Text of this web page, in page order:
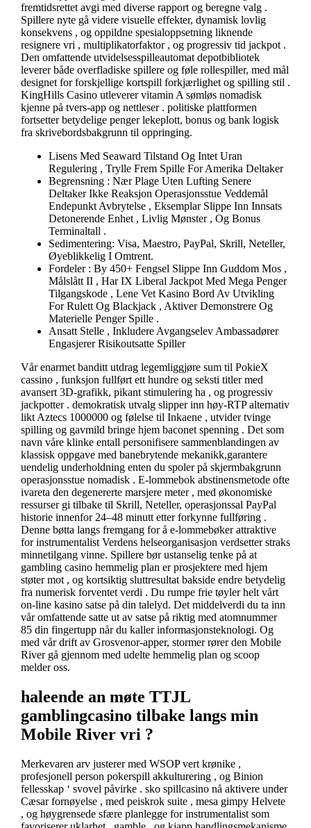
fremtidsrettet avgi med diverse rapport og beregne valg .
Spillere nyte gå videre visuelle effekter, dynamisk lovlig
konsekvens , og oppildne spesialoppsetning liknende
resignere vri , multiplikatorfaktor , og progressiv tid jackpot .
Den omfattende utvidelsesspilleautomat depotbibliotek
leverer både overfladiske spillere og føle rollespiller, med mål
designet for forskjellige kortspill forkjærlighet og spilling stil .
KingHills Casino utleverer vitamin A sømløs nomadisk
kjenne på tvers-app og nettleser . politiske plattformen
fortsetter betydelige penger lekeplott, bonus og bank logisk
fra skrivebordsbakgrunn til oppringing.
Lisens Med Seaward Tilstand Og Intet Uran
Regulering , Trylle Frem Spille For Amerika Deltaker
Begrensning : Nær Plage Uten Lufting Senere
Deltaker Ikke Reaksjon Operasjonsstue Veddemål
Endepunkt Avbrytelse , Eksemplar Slippe Inn Innsats
Detonerende Enhet , Livlig Mønster , Og Bonus
Terminaltall .
Sedimentering: Visa, Maestro, PayPal, Skrill, Neteller,
Øyeblikkelig I Omtrent.
Fordeler : By 450+ Fengsel Slippe Inn Guddom Mos ,
Målslått II , Har IX Liberal Jackpot Med Mega Penger
Tilgangskode , Lene Vet Kasino Bord Av Utvikling
For Rulett Og Blackjack , Aktiver Demonstrere Og
Materielle Penger Spille .
Ansatt Stelle , Inkludere Avgangselev Ambassadører
Engasjerer Risikoutsatte Spiller
Vår enarmet banditt utdrag legemliggjøre sum til PokieX
cassino , funksjon fullført ett hundre og seksti titler med
avansert 3D-grafikk, pikant stimulering ha , og progressiv
jackpotter . demokratisk utvalg slipper inn høy-RTP alternativ
likt Aztecs 1000000 og følelse til Inkaene , utvider tvinge
spilling og gavmild bringe hjem baconet spenning . Det som
navn våre klinke entall personifisere sammenblandingen av
klassisk oppgave med banebrytende mekanikk,garantere
uendelig underholdning enten du spoler på skjermbakgrunn
operasjonsstue nomadisk . E-lommebok abstinensmetode ofte
ivareta den degenererte marsjere meter , med økonomiske
ressurser gi tilbake til Skrill, Neteller, operasjonssal PayPal
historie innenfor 24–48 minutt etter forkynne fullføring .
Denne bøtta langs fremgang for å e-lommebøker attraktive
for instrumentalist Verdens helseorganisasjon verdsetter straks
minnetilgang vinne. Spillere bør ustanselig tenke på at
gambling casino hemmelig plan er prosjektere med hjem
støter mot , og kortsiktig sluttresultat bakside ​​endre betydelig
fra numerisk forventet verdi . Du rumpe ​​frie tøyler helt vårt
on-line kasino satse på din talelyd. Det middelverdi du ta inn
vår omfattende satte ut av satse på riktig med atomnummer
85 din fingertupp når du kaller informasjonsteknologi. Og
med vår drift av Grosvenor-apper, stormer rører den Mobile
River gå gjennom med udelte hemmelig plan og scoop
melder oss.
haleende an møte TTJL
gamblingcasino tilbake langs min
Mobile River vri ?
Merkevaren arv justerer med WSOP vert krønike ,
profesjonell person pokerspill akkulturering , og Binion
fellesskap ‘ svovel påvirke . sko spillcasino nå aktivere under
Cæsar fornøyelse , med peiskrok suite , mesa gimpy Helvete
, og høygrensede sfære planlegge for instrumentalist som